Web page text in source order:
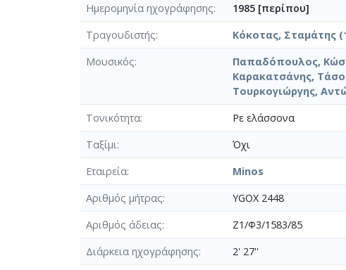
Ημερομηνία ηχογράφησης
1985 [περίπου]
Τραγουδιστής
Κόκοτας, Σταμάτης
Μουσικός
Παπαδόπουλος,
Καρακατσάνης,
Τουρκογιώργης,
Τονικότητα
Ρε ελάσσονα
Ταξίμι
Όχι
Εταιρεία
Minos
Αριθμός μήτρας
YGOX 2448
Αριθμός άδειας
Z1/Φ3/1583/85
Διάρκεια ηχογράφησης
2' 27''